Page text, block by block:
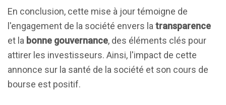
En conclusion, cette mise à jour témoigne de
l'engagement de la société envers la transparence
et la bonne gouvernance, des éléments clés pour
attirer les investisseurs. Ainsi, l'impact de cette
annonce sur la santé de la société et son cours de
bourse est positif.